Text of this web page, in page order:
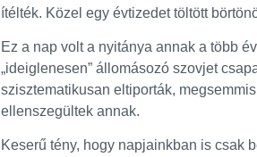
ítélték. Közel egy évtizedet töltött
Ez a nap volt a nyitánya annak a több
„ideiglenesen” állomásozó szovjet
szisztematikusan eltiporták,
ellenszegültek annak.
Keserű tény, hogy napjainkban is csak